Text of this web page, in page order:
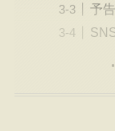
予